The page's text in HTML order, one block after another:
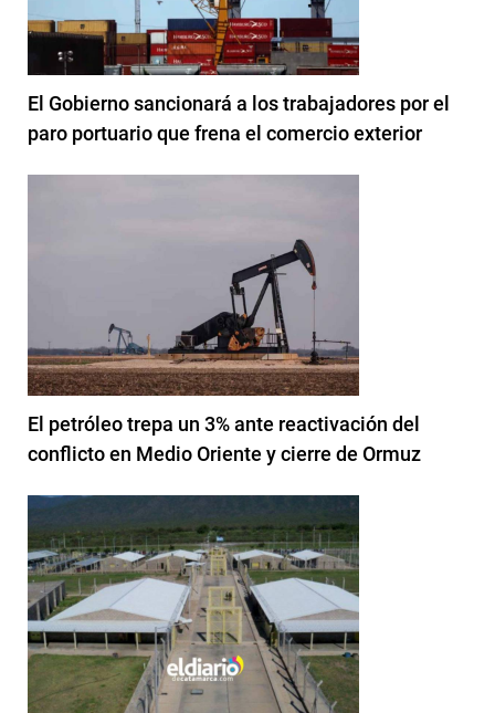
El Gobierno sancionará a los trabajadores por el
paro portuario que frena el comercio exterior
El petróleo trepa un 3% ante reactivación del
conflicto en Medio Oriente y cierre de Ormuz